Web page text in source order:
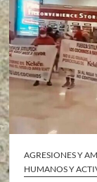
AGRESIONES Y
HUMANOS Y